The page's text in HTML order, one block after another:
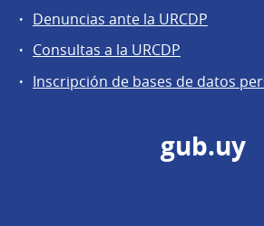
Denuncias ante la URCDP
Consultas a la URCDP
Inscripción de bases de datos
gub.uy